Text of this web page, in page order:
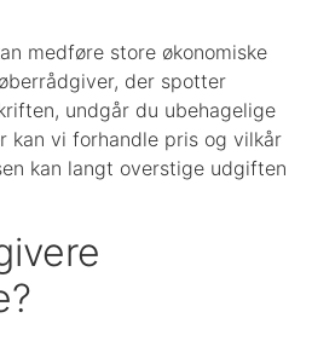
medføre store økonomiske
der spotter
undgår du ubehagelige
kan vi forhandle pris og vilkår
kan langt overstige udgiften